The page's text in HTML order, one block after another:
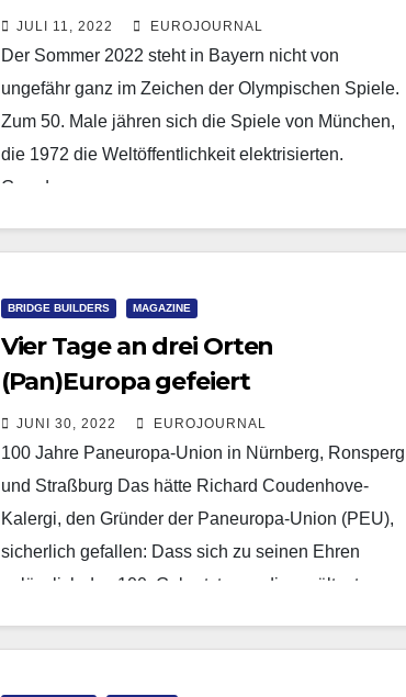
Geschichte kam
JULI 11, 2022 EUROJOURNAL
Der Sommer 2022 steht in Bayern nicht von
ungefähr ganz im Zeichen der Olympischen Spiele.
Zum 50. Male jähren sich die Spiele von München,
die 1972 die Weltöffentlichkeit elektrisierten.
Grund…
BRIDGE BUILDERS MAGAZINE
Vier Tage an drei Orten
(Pan)Europa gefeiert
JUNI 30, 2022 EUROJOURNAL
100 Jahre Paneuropa-Union in Nürnberg, Ronsperg
und Straßburg Das hätte Richard Coudenhove-
Kalergi, den Gründer der Paneuropa-Union (PEU),
sicherlich gefallen: Dass sich zu seinen Ehren
anlässlich des 100. Geburtstages dieser ältesten…